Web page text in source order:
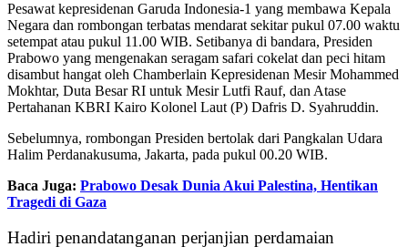
Pesawat kepresidenan Garuda Indonesia-1 yang membawa Kepala
Negara dan rombongan terbatas mendarat sekitar pukul 07.00 waktu
setempat atau pukul 11.00 WIB. Setibanya di bandara, Presiden
Prabowo yang mengenakan seragam safari cokelat dan peci hitam
disambut hangat oleh Chamberlain Kepresidenan Mesir Mohammed
Mokhtar, Duta Besar RI untuk Mesir Lutfi Rauf, dan Atase
Pertahanan KBRI Kairo Kolonel Laut (P) Dafris D. Syahruddin.
Sebelumnya, rombongan Presiden bertolak dari Pangkalan Udara
Halim Perdanakusuma, Jakarta, pada pukul 00.20 WIB.
Baca Juga: Prabowo Desak Dunia Akui Palestina, Hentikan
Tragedi di Gaza
Hadiri penandatanganan perjanjian perdamaian